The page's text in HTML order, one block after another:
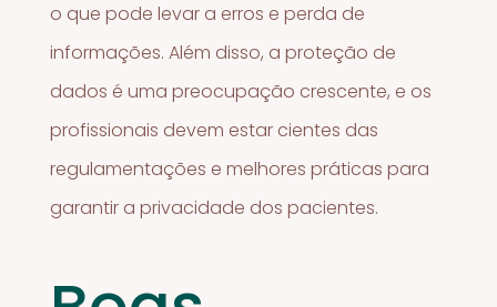
o que pode levar a erros e perda de
informações. Além disso, a proteção de
dados é uma preocupação crescente, e os
profissionais devem estar cientes das
regulamentações e melhores práticas para
garantir a privacidade dos pacientes.